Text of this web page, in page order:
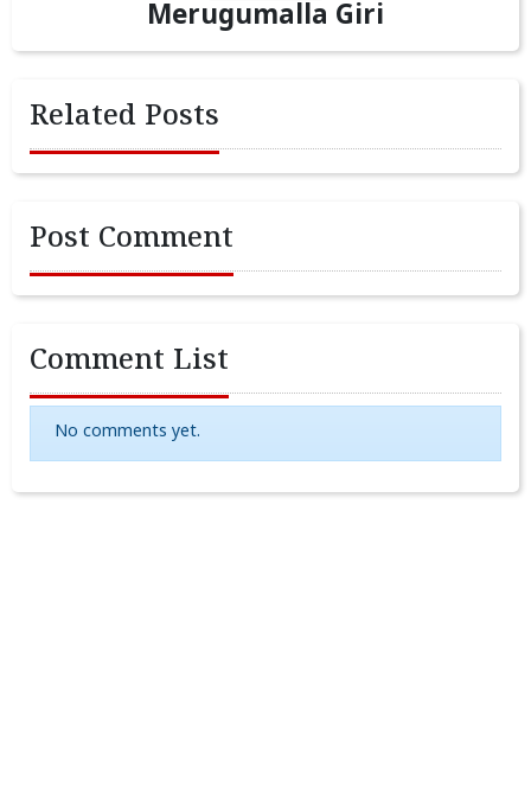
Merugumalla Giri
Related Posts
Post Comment
Comment List
No comments yet.